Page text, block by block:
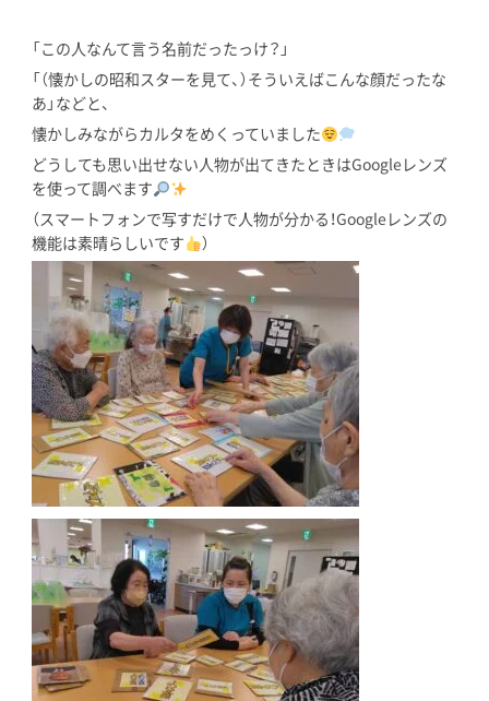
「この人なんて言う名前だったっけ？」
「（懐かしの昭和スターを見て、）そういえばこんな顔だったな
あ」などと、
懐かしみながらカルタをめくっていました
どうしても思い出せない人物が出てきたときはGoogleレンズ
を使って調べます
（スマートフォンで写すだけで人物が分かる！Googleレンズの
機能は素晴らしいです
）